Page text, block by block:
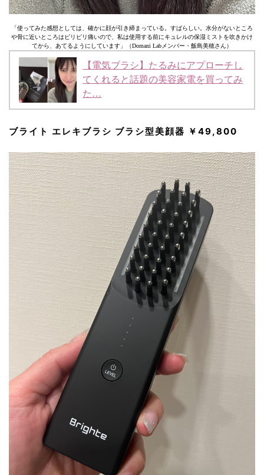
「使ってみた感想としては、確かに顔が引き締まっている。すばらしい。水分がないところ
や骨に近いところはピリピリ痛いので、私は使用する前にキュレルの保湿ミストを吹きかけ
てから、あてるようにしています」（Domani Labメンバー・飯島美穂さん）
【電気ブラシ】たるみにアプローチし
てくれると話題の美容家電を買ってみ
た…
ブライト エレキブラシ ブラシ型美顔器 ￥49,800